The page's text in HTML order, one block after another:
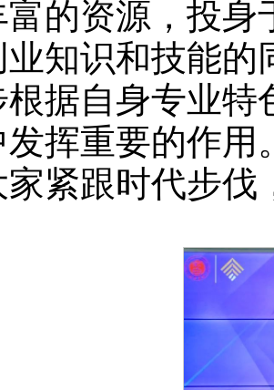
富的资源，投
知识和技能的
据自身专业特
挥重要的作用
紧跟时代步伐